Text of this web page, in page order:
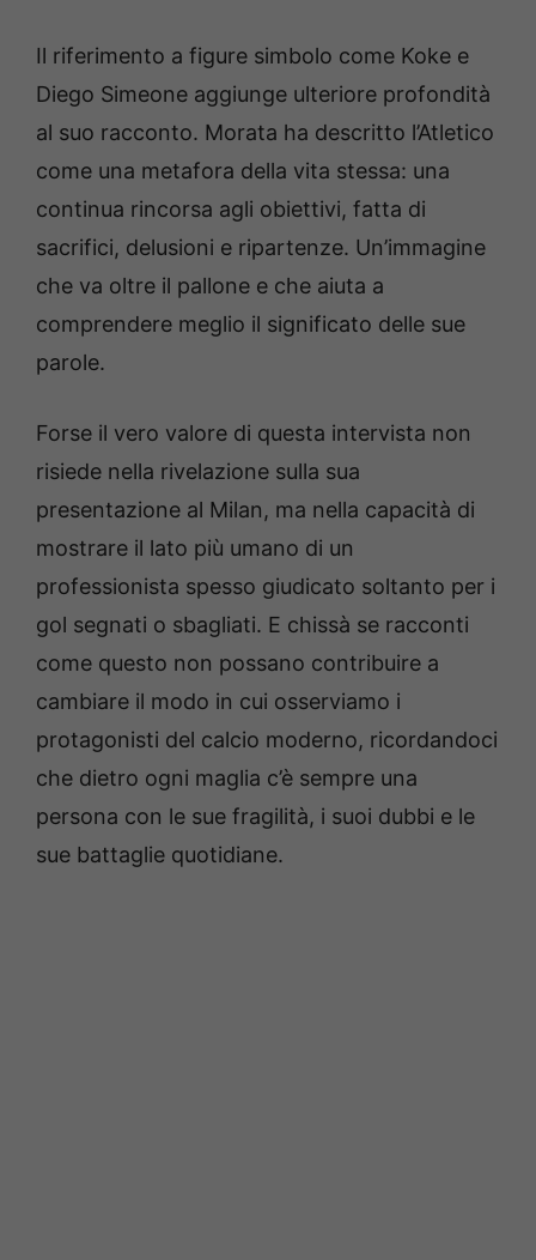
Il riferimento a figure simbolo come Koke e
Diego Simeone aggiunge ulteriore profondità
al suo racconto. Morata ha descritto l’Atletico
come una metafora della vita stessa: una
continua rincorsa agli obiettivi, fatta di
sacrifici, delusioni e ripartenze. Un’immagine
che va oltre il pallone e che aiuta a
comprendere meglio il significato delle sue
parole.
Forse il vero valore di questa intervista non
risiede nella rivelazione sulla sua
presentazione al Milan, ma nella capacità di
mostrare il lato più umano di un
professionista spesso giudicato soltanto per i
gol segnati o sbagliati. E chissà se racconti
come questo non possano contribuire a
cambiare il modo in cui osserviamo i
protagonisti del calcio moderno, ricordandoci
che dietro ogni maglia c’è sempre una
persona con le sue fragilità, i suoi dubbi e le
sue battaglie quotidiane.